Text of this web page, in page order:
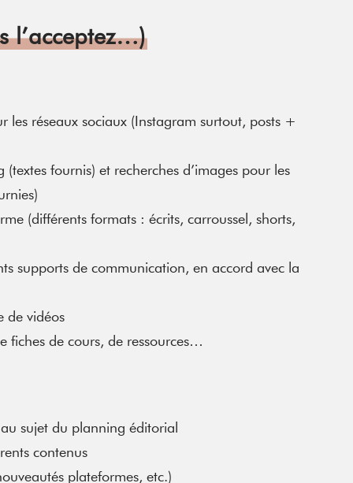
l’acceptez…)
les réseaux sociaux (Instagram surtout, posts +
fournis) et recherches d’images pour les
(différents formats : écrits, carroussel, shorts,
supports de communication, en accord avec la
de vidéos
fiches de cours, de ressources…
sujet du planning éditorial
contenus
plateformes, etc.)